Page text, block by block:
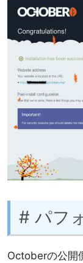
# パフ
Octoberの公開